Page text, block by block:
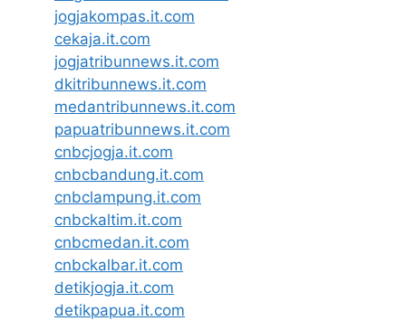
jogjakompas.it.com
cekaja.it.com
jogjatribunnews.it.com
dkitribunnews.it.com
medantribunnews.it.com
papuatribunnews.it.com
cnbcjogja.it.com
cnbcbandung.it.com
cnbclampung.it.com
cnbckaltim.it.com
cnbcmedan.it.com
cnbckalbar.it.com
detikjogja.it.com
detikpapua.it.com